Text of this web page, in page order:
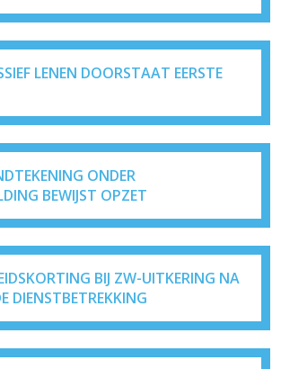
LENEN DOORSTAAT EERSTE
ONDER
BEWIJST OPZET
BIJ ZW-UITKERING NA
DIENSTBETREKKING